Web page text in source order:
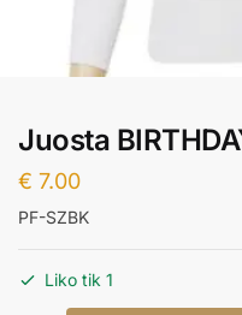
Juosta
€ 7.00
PF-SZBK
Liko tik 1